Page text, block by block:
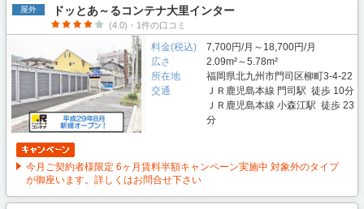
屋外 ドッとあ～るコンテナ大里インター
(4.0)・1件の口コミ
料金(税込)
7,700円/月～18,700円/月
広さ
2.09m²～5.78m²
所在地
福岡県北九州市門司区柳町3-4-22
交通
ＪＲ鹿児島本線 門司駅 徒歩 10分
ＪＲ鹿児島本線 小森江駅 徒歩 23
分
今月ご契約者様限定 6ヶ月賃料半額キャンペーン実施中 対象外のタイプ
が御座います。詳しくはお問合せ下さい